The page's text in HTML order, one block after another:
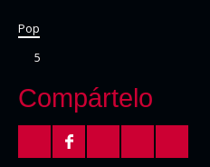
Pop
5
Compártelo